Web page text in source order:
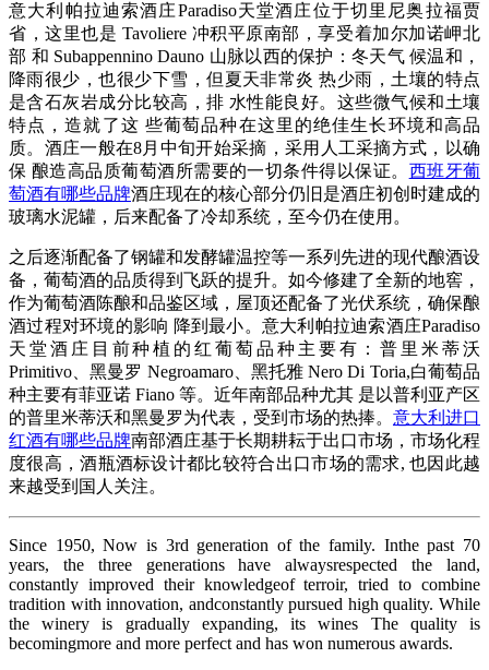
意大利帕拉迪索酒庄Paradiso天堂酒庄位于切里尼奥拉福贾
省，这里也是 Tavoliere 冲积平原南部，享受着加尔加诺岬北
部 和 Subappennino Dauno 山脉以西的保护：冬天气 候温和，
降雨很少，也很少下雪，但夏天非常炎 热少雨，土壤的特点
是含石灰岩成分比较高，排 水性能良好。这些微气候和土壤
特点，造就了这 些葡萄品种在这里的绝佳生长环境和高品
质。酒庄一般在8月中旬开始采摘，采用人工采摘方式，以确
保 酿造高品质葡萄酒所需要的一切条件得以保证。 西班牙葡
萄酒有哪些品牌酒庄现在的核心部分仍旧是酒庄初创时建成的
玻璃水泥罐，后来配备了冷却系统，至今仍在使用。
之后逐渐配备了钢罐和发酵罐温控等一系列先进的现代酿酒设
备，葡萄酒的品质得到飞跃的提升。如今修建了全新的地窖，
作为葡萄酒陈酿和品鉴区域，屋顶还配备了光伏系统，确保酿
酒过程对环境的影响 降到最小。意大利帕拉迪索酒庄Paradiso
天堂酒庄目前种植的红葡萄品种主要有：普里米蒂沃
Primitivo、黑曼罗 Negroamaro、黑托雅 Nero Di Toria,白葡萄品
种主要有菲亚诺 Fiano 等。近年南部品种尤其 是以普利亚产区
的普里米蒂沃和黑曼罗为代表，受到市场的热捧。 意大利进口
红酒有哪些品牌南部酒庄基于长期耕耘于出口市场，市场化程
度很高，酒瓶酒标设计都比较符合出口市场的需求, 也因此越
来越受到国人关注。
Since 1950, Now is 3rd generation of the family. Inthe past 70
years, the three generations have alwaysrespected the land,
constantly improved their knowledgeof terroir, tried to combine
tradition with innovation, andconstantly pursued high quality. While
the winery is gradually expanding, its wines The quality is
becomingmore and more perfect and has won numerous awards.